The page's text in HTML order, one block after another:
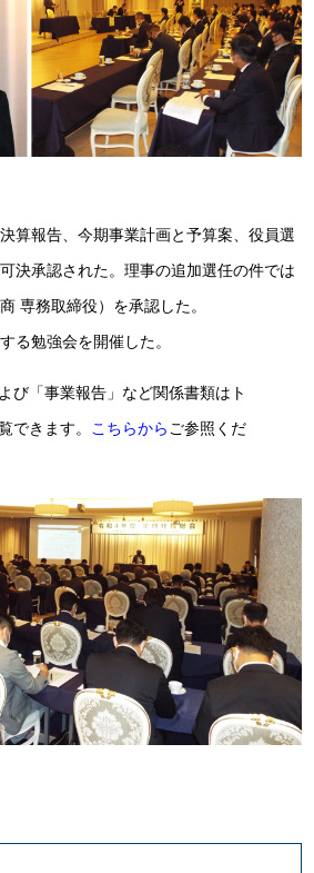
算報告、今期事業計画と予算案、役員選
決承認された。理事の追加選任の件では
専務取締役）を承認した。
る勉強会を開催した。
び「事業報告」など関係書類はト
できます。 こちらからご参照くだ